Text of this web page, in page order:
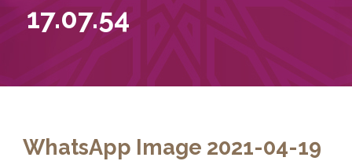
17.07.54
WhatsApp Image 2021-04-19